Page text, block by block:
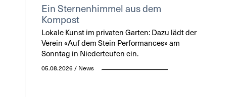
Ein Sternenhimmel aus dem
Kompost
Lokale Kunst im privaten Garten: Dazu lädt der
Verein «Auf dem Stein Performances» am
Sonntag in Niederteufen ein.
05.08.2026 / News